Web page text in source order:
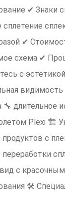
✔ Знаки
✔
схема ✔
с
🔧
Plexi 🏗
с
с
🛠